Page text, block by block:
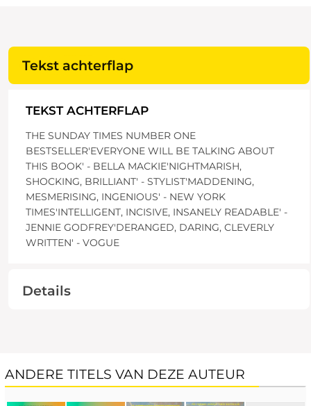
Tekst achterflap
TEKST ACHTERFLAP
THE SUNDAY TIMES NUMBER ONE
BESTSELLER'EVERYONE WILL BE TALKING ABOUT
THIS BOOK' - BELLA MACKIE'NIGHTMARISH,
SHOCKING, BRILLIANT' - STYLIST'MADDENING,
MESMERISING, INGENIOUS' - NEW YORK
TIMES'INTELLIGENT, INCISIVE, INSANELY READABLE' -
JENNIE GODFREY'DERANGED, DARING, CLEVERLY
WRITTEN' - VOGUE
Details
ANDERE TITELS VAN DEZE AUTEUR